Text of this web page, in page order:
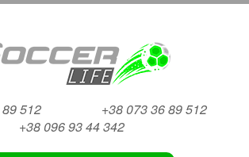
512
+38 073 36 89 512
+38 096 93 44 342